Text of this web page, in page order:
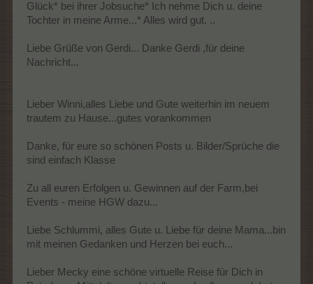
Glück* bei ihrer Jobsuche* Ich nehme Dich u. deine
Tochter in meine Arme...* Alles wird gut. ..
Liebe Grüße von Gerdi... Danke Gerdi ,für deine
Nachricht...
Lieber Winni,alles Liebe und Gute weiterhin im neuem
trautem zu Hause...gutes vorankommen
Danke, für eure so schönen Posts u. Bilder/Sprüche die
sind einfach Klasse
Zu all euren Erfolgen u. Gewinnen auf der Farm,bei
Events - meine HGW dazu...
Liebe Schlummi, alles Gute u. Liebe für deine Mama...bin
mit meinen Gedanken und Herzen bei euch...
Lieber Mecky eine schöne virtuelle Reise für Dich in